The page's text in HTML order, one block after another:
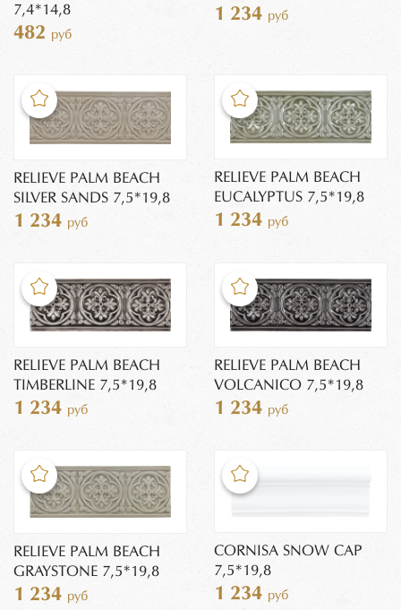
7,4*14,8
482 руб
1 234 руб
RELIEVE PALM BEACH
SILVER SANDS 7,5*19,8
1 234 руб
RELIEVE PALM BEACH
EUCALYPTUS 7,5*19,8
1 234 руб
RELIEVE PALM BEACH
TIMBERLINE 7,5*19,8
1 234 руб
RELIEVE PALM BEACH
VOLCANICO 7,5*19,8
1 234 руб
RELIEVE PALM BEACH
GRAYSTONE 7,5*19,8
1 234 руб
CORNISA SNOW CAP
7,5*19,8
1 234 руб